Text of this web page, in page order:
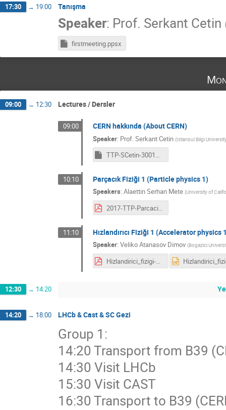
17:30 → 19:00 Tanışma
Speaker: Prof. Serkant Cetin
firstmeeting.ppsx
09:00 → 12:30 Lectures / Dersler
09:00 CERN hakkında (About CERN)
Speaker: Prof. Serkant Cetin (Istanbul Bilgi
TTP-SCetin-30012017-v972003.ppsx
10:10 Parçacık Fiziği 1 (Particle physics 1)
Speakers: Alaettin Serhan Mete (University of
2017-TTP-ParcacikFizigi.pdf
11:10 Hızlandırıcı Fiziği 1 (Accelerator physics
Speaker: Veliko Atanasov Dimov (Bogazici
Hizlandirici_fizigi-1_TTP7.pdf
12:30 → 14:20
14:20 → 18:00 LHCb & Cast & SC Gezi
Group 1:
14:20 Transport from B39
14:30 Visit LHCb
15:30 Visit CAST
16:30 Transport to B39